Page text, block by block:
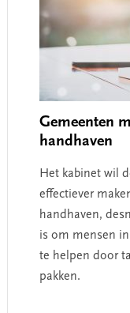
Gemeenten
handhaven
Het kabinet wil
effectiever
handhaven,
is om mensen
te helpen door
pakken.